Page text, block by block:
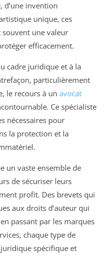
d’une invention
unique, ces
souvent une valeur
efficacement.
cadre juridique et à la
particulièrement
le recours à un avocat
Ce spécialiste
nécessaires pour
la protection et la
un vaste ensemble de
de sécuriser leurs
profit. Des brevets qui
aux droits d’auteur qui
passant par les marques
chaque type de
spécifique et